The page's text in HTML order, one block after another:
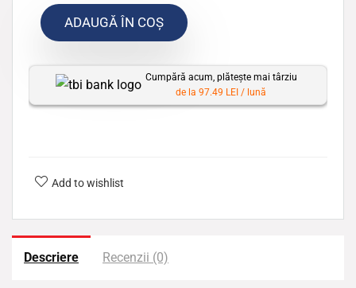
p
e
t
ADAUGĂ ÎN COȘ
Cumpără acum, plătește mai târziu
de la 97.49 LEI / lună
Add to wishlist
Descriere Recenzii (0)